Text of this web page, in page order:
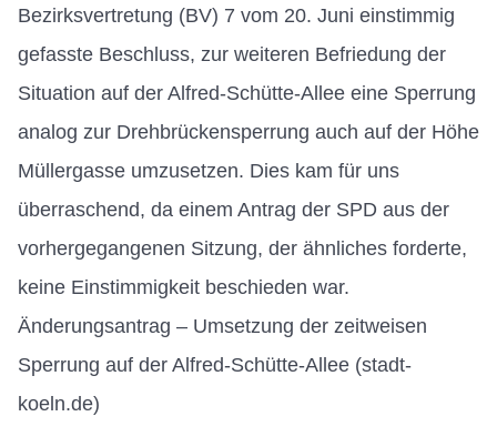
Bezirksvertretung (BV) 7 vom 20. Juni einstimmig
gefasste Beschluss, zur weiteren Befriedung der
Situation auf der Alfred-Schütte-Allee eine Sperrung
analog zur Drehbrückensperrung auch auf der Höhe
Müllergasse umzusetzen. Dies kam für uns
überraschend, da einem Antrag der SPD aus der
vorhergegangenen Sitzung, der ähnliches forderte,
keine Einstimmigkeit beschieden war.
Änderungsantrag – Umsetzung der zeitweisen
Sperrung auf der Alfred-Schütte-Allee (stadt-
koeln.de)